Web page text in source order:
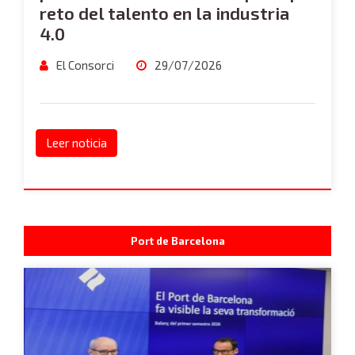
reto del talento en la industria
4.0
El Consorci 29/07/2026
Leer noticia
Port de Barcelona